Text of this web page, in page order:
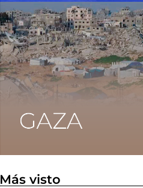
Más visto